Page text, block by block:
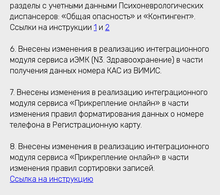
разделы с учетными данными Психоневрологических
диспансеров: «Общая опасность» и «Контингент».
Ссылки на инструкции 1 и 2
6. Внесены изменения в реализацию интеграционного
модуля сервиса иЭМК (N3. Здравоохранение) в части
получения данных номера КАС из ВИМИС.
7. Внесены изменения в реализацию интеграционного
модуля сервиса «Прикрепление онлайн» в части
изменения правил форматирования данных о номере
телефона в Регистрационную карту.
8. Внесены изменения в реализацию интеграционного
модуля сервиса «Прикрепление онлайн» в части
изменения правил сортировки записей.
Ссылка на инструкцию